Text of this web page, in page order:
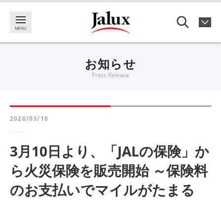
お知らせ
Press Release
2026/03/10
3月10日より、「JALの保険」か
ら火災保険を販売開始 ～保険料
のお支払いでマイルがたまる